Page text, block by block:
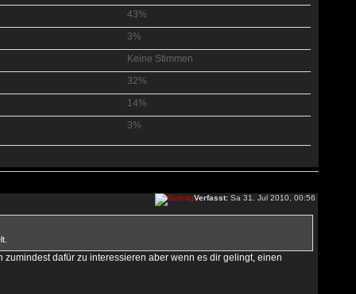
43%
3%
Keine Stimmen
32%
14%
3%
Verfasst: Sa 31. Jul 2010, 00:56
dafür zu interessieren aber wenn es dir gelingt, einen